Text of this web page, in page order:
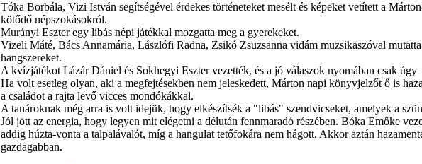
Tóka Borbála, Vizi István segítségével érdekes történeteket mesélt és képeket vetített a
kötődő népszokásokról.
Murányi Eszter egy libás népi játékkal mozgatta meg a gyerekeket.
Vizeli Máté, Bács Annamária, Lászlófi Radna, Zsikó Zsuzsanna vidám muzsikaszóval
hangszereket.
A kvízjátékot Lázár Dániel és Sokhegyi Eszter vezették, és a jó válaszok nyomában csak
Ha volt esetleg olyan, aki a megfejtésekben nem jeleskedett, Márton napi könyvjelzőt ő is
a családot a rajta levő vicces mondókákkal.
A tanároknak még arra is volt idejük, hogy elkészítsék a "libás" szendvicseket, amelyek a
Jól jött az energia, hogy legyen mit elégetni a délután fennmaradó részében. Bóka Emőke
addig húzta-vonta a talpalávalót, míg a hangulat tetőfokára nem hágott. Akkor aztán
gazdagabban.